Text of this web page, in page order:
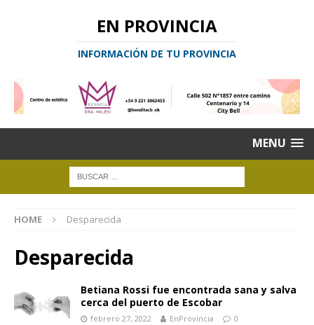
EN PROVINCIA
INFORMACIÓN DE TU PROVINCIA
MENU
HOME Desparecida
Desparecida
Betiana Rossi fue encontrada sana y salva
cerca del puerto de Escobar
febrero 27, 2022 EnProvincia 0